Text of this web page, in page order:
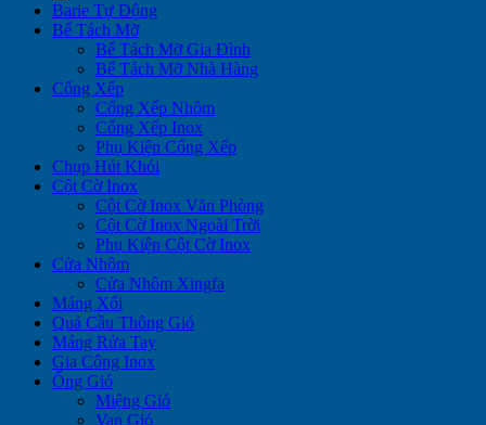
Barie Tự Động
Bể Tách Mỡ
Bể Tách Mỡ Gia Đình
Bể Tách Mỡ Nhà Hàng
Cổng Xếp
Cổng Xếp Nhôm
Cổng Xếp Inox
Phụ Kiện Cổng Xếp
Chụp Hút Khói
Cột Cờ Inox
Cột Cờ Inox Văn Phòng
Cột Cờ Inox Ngoài Trời
Phụ Kiện Cột Cờ Inox
Cửa Nhôm
Cửa Nhôm Xingfa
Máng Xối
Quả Cầu Thông Gió
Máng Rửa Tay
Gia Công Inox
Ống Gió
Miệng Gió
Van Gió